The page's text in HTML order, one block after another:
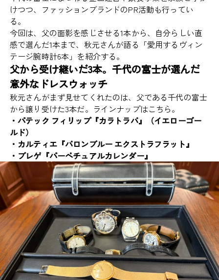
けつつ、ファッションブランドのPR活動も行ってい
る。
今回は、父の面影を感じさせる1本から、自分らしい直
感で選んだ1本まで、秋元さんが語る「愛用するヴィン
テージ腕時計6本」を紹介する。
父から受け継いだ3本。千代の富士が選んだ
意外なドレスウォッチ
秋元さんがまず見せてくれたのは、父である千代の富士
から譲り受けた3本だ。ラインナップはこちら。
・パテック フィリップ『カラトラバ』（イエローゴー
ルド）
・カルティエ『バロンブルー エクストラフラット』
・ブレゲ『パーペチュアルカレンダー』